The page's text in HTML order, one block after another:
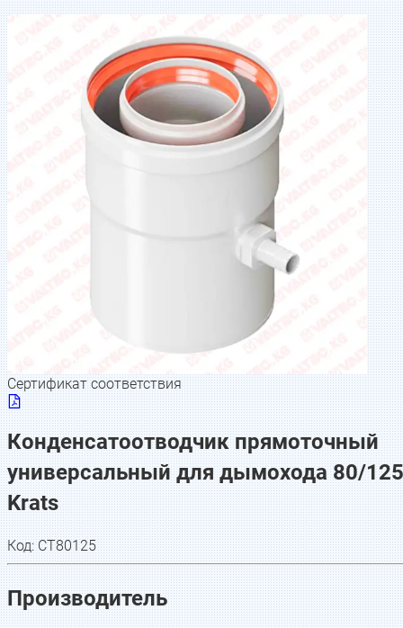
Сертификат соответствия
Конденсатоотводчик прямоточный
универсальный для дымохода 80/
Krats
Код:CT80125
Производитель